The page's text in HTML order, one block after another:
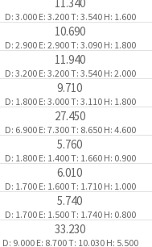
D: 3.000 E: 3.200T: 3.540 H: 1.600
10.690
D: 2.900 E: 2.900T: 3.090 H: 1.800
11.940
D: 3.200 E: 3.200T: 3.540 H: 2.000
9.710
D: 1.800 E: 3.000T: 3.110 H: 1.800
27.450
D: 6.900 E: 7.300T: 8.650 H: 4.600
5.760
D: 1.800 E: 1.400T: 1.660 H: 0.900
6.010
D: 1.700 E: 1.600T: 1.710 H: 1.000
5.740
D: 1.700 E: 1.500T: 1.740 H: 0.800
33.230
D: 9.000 E: 8.700T: 10.030 H: 5.500